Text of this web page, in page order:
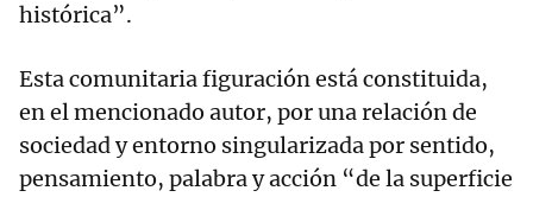
histórica”.
Esta comunitaria figuración está constituida,
en el mencionado autor, por una relación de
sociedad y entorno singularizada por sentido,
pensamiento, palabra y acción “de la superficie